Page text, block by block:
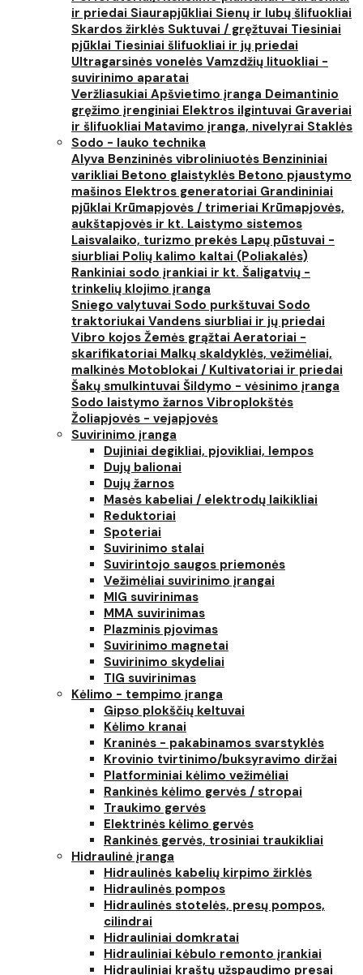
ir priedai Siaurapjūkliai Sienų ir lubų šlifuokliai
Skardos žirklės Suktuvai / gręžtuvai Tiesiniai
pjūklai Tiesiniai šlifuokliai ir jų priedai
Ultragarsinės vonelės Vamzdžių lituokliai -
suvirinimo aparatai
Veržliasukiai Apšvietimo įranga Deimantinio
gręžimo įrenginiai Elektros ilgintuvai Graveriai
ir šlifuokliai Matavimo įranga, nivelyrai Staklės
Sodo - lauko technika
Alyva Benzininės vibroliniuotės Benzininiai
varikliai Betono glaistyklės Betono pjaustymo
mašinos Elektros generatoriai Grandininiai
pjūklai Krūmapjovės / trimeriai Krūmapjovės,
aukštapjovės ir kt. Laistymo sistemos
Laisvalaiko, turizmo prekės Lapų pūstuvai -
siurbliai Polių kalimo kaltai (Poliakalės)
Rankiniai sodo įrankiai ir kt. Šaligatvių -
trinkelių klojimo įranga
Sniego valytuvai Sodo purkštuvai Sodo
traktoriukai Vandens siurbliai ir jų priedai
Vibro kojos Žemės grąžtai Aeratoriai -
skarifikatoriai Malkų skaldyklės, vežimėliai,
malkinės Motoblokai / Kultivatoriai ir priedai
Šakų smulkintuvai Šildymo - vėsinimo įranga
Sodo laistymo žarnos Vibroplokštės
Žoliapjovės - vejapjovės
Suvirinimo įranga
Dujiniai degikliai, pjovikliai, lempos
Dujų balionai
Dujų žarnos
Masės kabeliai / elektrodų laikikliai
Reduktoriai
Spoteriai
Suvirinimo stalai
Suvirintojo saugos priemonės
Vežimėliai suvirinimo įrangai
MIG suvirinimas
MMA suvirinimas
Plazminis pjovimas
Suvirinimo magnetai
Suvirinimo skydeliai
TIG suvirinimas
Kėlimo - tempimo įranga
Gipso plokščių keltuvai
Kėlimo kranai
Kraninės - pakabinamos svarstyklės
Krovinio tvirtinimo/buksyravimo diržai
Platforminiai kėlimo vežimėliai
Rankinės kėlimo gervės / stropai
Traukimo gervės
Elektrinės kėlimo gervės
Rankinės gervės, trosiniai traukikliai
Hidraulinė įranga
Hidraulinės kabelių kirpimo žirklės
Hidraulinės pompos
Hidraulinės stotelės, presų pompos,
cilindrai
Hidrauliniai domkratai
Hidrauliniai kėbulo remonto įrankiai
Hidrauliniai kraštų užspaudimo presai